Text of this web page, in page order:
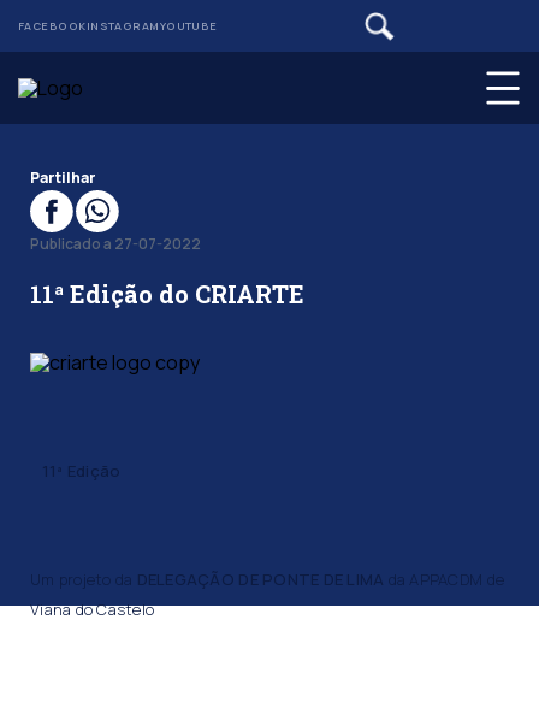
FACEBOOKINSTAGRAMYOUTUBE
Partilhar
Publicado a 27-07-2022
11ª Edição do CRIARTE
11ª Edição
Um projeto da DELEGAÇÃO DE PONTE DE LIMA da APPACDM de
Viana do Castelo